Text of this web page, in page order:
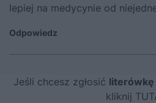
lepiej na medycynie od
Odpowiedz
Jeśli chcesz zgłosić literówkę
kliknij